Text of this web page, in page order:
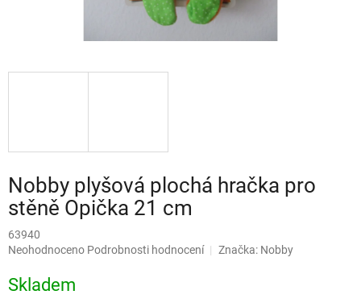
Nobby plyšová plochá hračka pro
stěně Opička 21 cm
63940
Průměrné
produktu
je
Neohodnoceno Podrobnosti hodnocení Značka: Nobby
Skladem